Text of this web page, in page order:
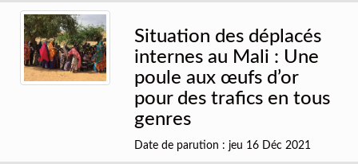
Situation des déplacés
internes au Mali : Une
poule aux œufs d’or
pour des trafics en tous
genres
Date de parution : jeu 16 Déc 2021